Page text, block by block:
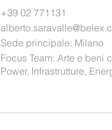
+39 02 771131
Sede principale: Milano
Focus Team:Arte e beni
Power, Infrastrutture,